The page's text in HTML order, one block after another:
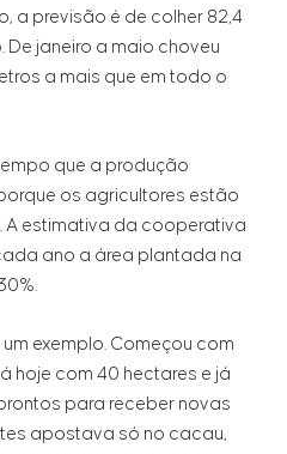
a previsão é de colher 82,4
De janeiro a maio choveu
a mais que em todo o
que a produção
os agricultores estão
A estimativa da cooperativa
ano a área plantada na
exemplo. Começou com
hoje com 40 hectares e já
para receber novas
apostava só no cacau,